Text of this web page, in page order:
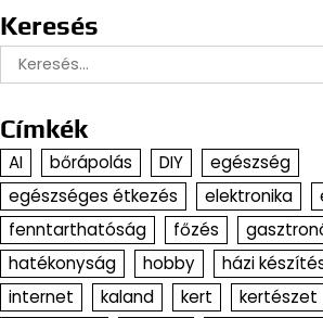
Keresés
Keresés:
Címkék
AI bőrápolás DIY
egészség
egészséges étkezés
elektronika
fenntarthatóság
főzés
hatékonyság
hobby házi
internet
kaland kert kertészet